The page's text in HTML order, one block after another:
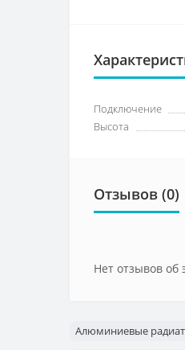
Подключение
Высота
Отзывов (0)
Нет отзывов об
Алюминиевые